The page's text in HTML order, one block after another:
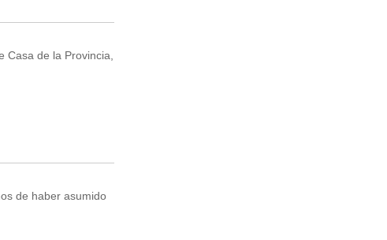
de la Provincia,
de haber asumido